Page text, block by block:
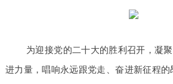
为迎接党的二十大的胜利召开，凝
进力量，唱响永远跟党走、奋进新征程